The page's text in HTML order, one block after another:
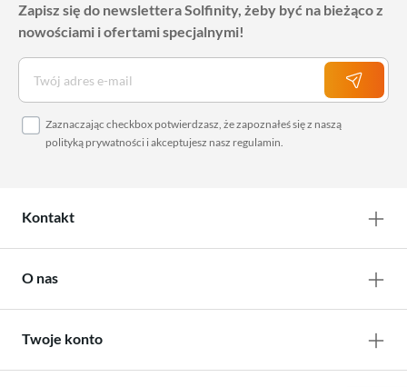
Zapisz się do newslettera Solfinity, żeby być na bieżąco z
nowościami i ofertami specjalnymi!
Zaznaczając checkbox potwierdzasz, że zapoznałeś się z naszą
polityką prywatności i akceptujesz nasz regulamin.
Kontakt
O nas
Twoje konto